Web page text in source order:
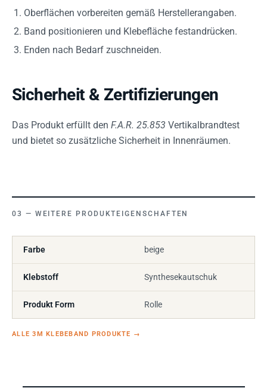
Oberflächen vorbereiten gemäß Herstellerangaben.
Band positionieren und Klebefläche festandrücken.
Enden nach Bedarf zuschneiden.
Sicherheit & Zertifizierungen
Das Produkt erfüllt den F.A.R. 25.853 Vertikalbrandtest
und bietet so zusätzliche Sicherheit in Innenräumen.
WEITERE PRODUKTEIGENSCHAFTEN
Farbe beige
Klebstoff Synthesekautschuk
Produkt Form Rolle
ALLE 3M KLEBEBAND PRODUKTE →